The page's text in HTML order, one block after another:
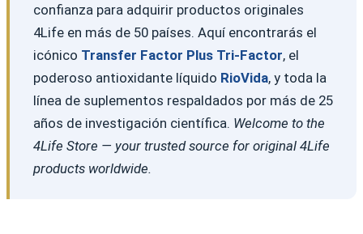
confianza para adquirir productos originales
4Life en más de 50 países. Aquí encontrarás el
icónico Transfer Factor Plus Tri-Factor, el
poderoso antioxidante líquido RioVida, y toda la
línea de suplementos respaldados por más de 25
años de investigación científica. Welcome to the
4Life Store — your trusted source for original 4Life
products worldwide.